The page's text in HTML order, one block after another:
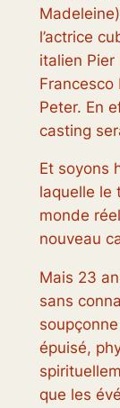
l’actrice
italien Pier
Francesco
Peter. En
casting
Et soyons
laquelle le
monde
nouveau
Mais 23
sans
épuisé,
que les